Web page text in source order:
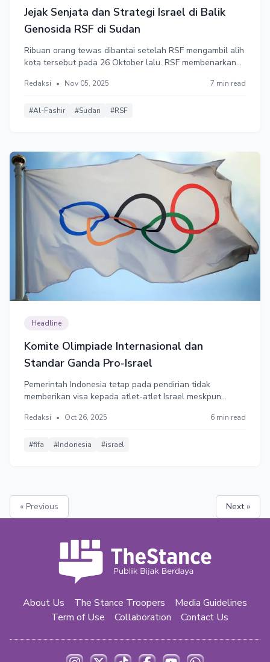
Jejak Senjata dan Strategi Israel di Balik
Genosida RSF di Sudan
Ribuan orang tewas dibantai setelah RSF mengambil alih
kota tersebut pada 26 Oktober lalu. RSF membenarkan
dengan menyebut kamp pengungsian Zamzam sebagai
Redaksi • Nov 05, 2025 7 min read
#Al-Fashir #Sudan #RSF
Headline
Komite Olimpiade Internasional dan
Standar Ganda Pro-Israel
Pemerintah Indonesia tetap pada pendirian tidak
memberikan visa kepada atlet-atlet Israel meskpun
Internasional (IOC). Peluang Indonesia menggelar
Redaksi • Oct 26, 2025 6 min read
#fifa #Indonesia #israel
« Previous Next »
About Us The Stance Troopers
Media Guidelines
Term of Use
Collaboration Contact Us